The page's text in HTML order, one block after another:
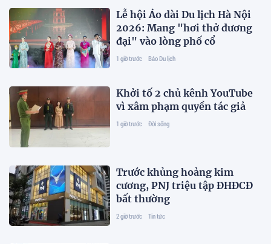
Lễ hội Áo dài Du lịch Hà Nội
2026: Mang "hơi thở đương
đại" vào lòng phố cổ
1 giờ trước Báo Du lịch
Khởi tố 2 chủ kênh YouTube
vì xâm phạm quyền tác giả
1 giờ trước Đời sống
Trước khủng hoảng kim
cương, PNJ triệu tập ĐHĐCĐ
bất thường
2 giờ trước Tin tức